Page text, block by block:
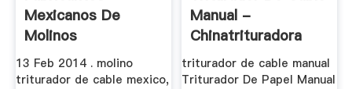
Mexicanos De
Molinos
Trituradores De .
13 Feb 2014 . molino
triturador de cable mexico,
Manual -
Chinatrituradora
triturador de cable manual
Triturador De Papel Manual